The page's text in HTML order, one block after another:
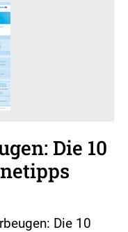
Die 10
Die 10